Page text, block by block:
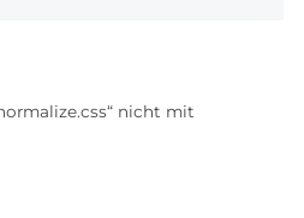
nicht mit